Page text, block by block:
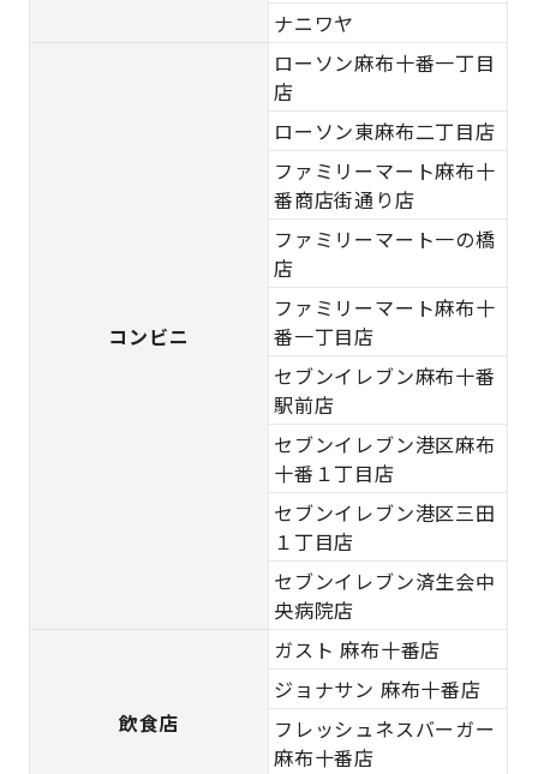
ナニワヤ
コンビニ
ローソン麻布十番一丁目
店
ローソン東麻布二丁目店
ファミリーマート麻布十
番商店街通り店
ファミリーマート一の橋
店
ファミリーマート麻布十
番一丁目店
セブンイレブン麻布十番
駅前店
セブンイレブン港区麻布
十番１丁目店
セブンイレブン港区三田
１丁目店
セブンイレブン済生会中
央病院店
飲食店
ガスト 麻布十番店
ジョナサン 麻布十番店
フレッシュネスバーガー
麻布十番店